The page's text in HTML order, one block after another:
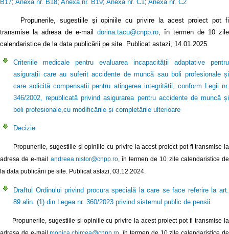
B17; Anexa nr. B18; Anexa nr. B19; Anexa nr. C1 ; Anexa nr. C2
Propunerile, sugestiile şi opiniile cu privire la acest proiect pot fi
transmise la adresa de e-mail dorina.tacu@cnpp.ro , în termen de 10 zile
calendaristice de la data publicării pe site. Publicat astazi, 14.01.2025.
Criteriile medicale pentru evaluarea incapacității adaptative pentru
asigurații care au suferit accidente de muncă sau boli profesionale și
care solicită compensații pentru atingerea integrității, conform Legii nr.
346/2002, republicată privind asigurarea pentru accidente de muncă și
boli profesionale,cu modificările și completările ulterioare
Decizie
Propunerile, sugestiile şi opiniile cu privire la acest proiect pot fi transmise la
adresa de e-mail andreea.nistor@cnpp.ro, în termen de 10 zile calendaristice de
la data publicării pe site. Publicat astazi, 03.12.2024.
Draftul Ordinului privind procura specială la care se face referire la art.
89 alin. (1) din Legea nr. 360/2023 privind sistemul public de pensii
Propunerile, sugestiile şi opiniile cu privire la acest proiect pot fi transmise la